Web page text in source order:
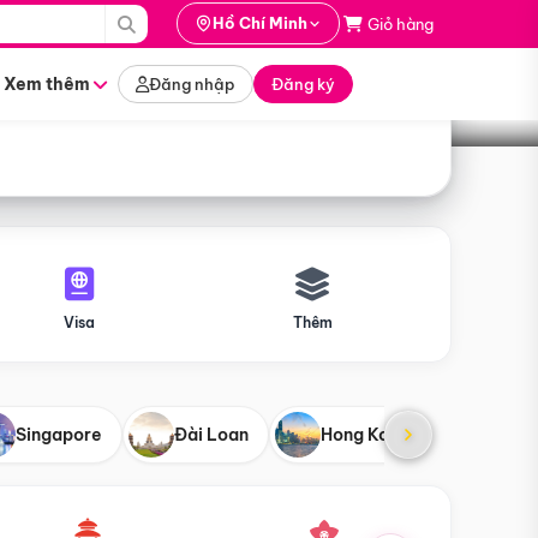
Hồ Chí Minh Giỏ hàng
Xem thêm Đăng nhập Đăng ký
Tìm tour
Visa Thêm
Singapore Đài Loan Hong Kong